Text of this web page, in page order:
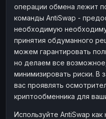
операции обмена лежит
команды AntiSwap -
необходимую
принятия обдуманного
можем гарантировать
но делаем все
минимизировать риски. В
вас проявлять
криптообменника для
Используйте AntiSwap